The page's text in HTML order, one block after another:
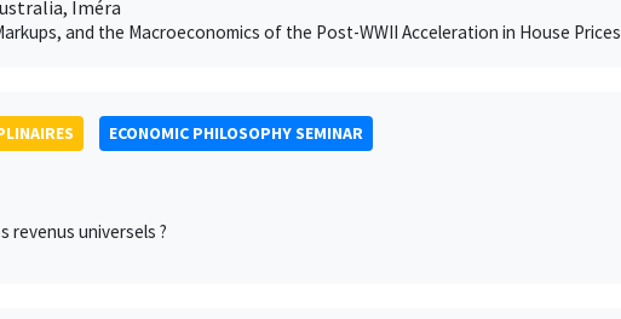
Iméra
and the Macroeconomics of the Post-WWII Acceleration in House Prices
ECONOMIC PHILOSOPHY SEMINAR
revenus universels ?